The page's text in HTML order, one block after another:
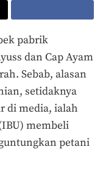
pabrik
dan Cap Ayam
Sebab, alasan
setidaknya
di media, ialah
membeli
petani